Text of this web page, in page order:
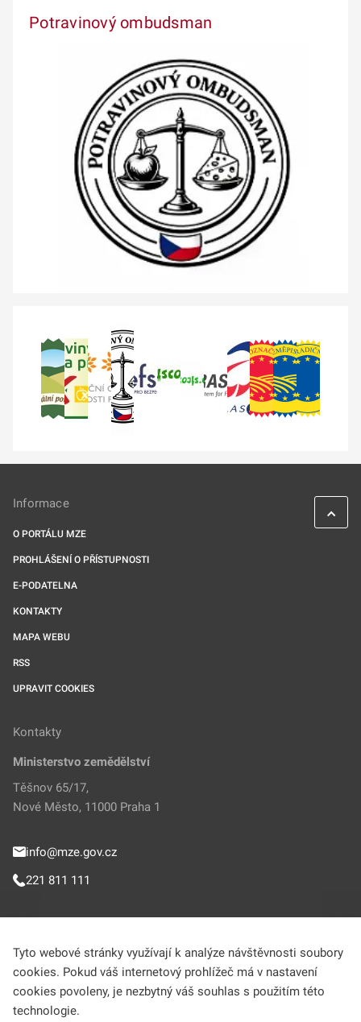
Potravinový ombudsman
Informace
O PORTÁLU MZE
PROHLÁŠENÍ O PŘÍSTUPNOSTI
E-PODATELNA
KONTAKTY
MAPA WEBU
RSS
UPRAVIT COOKIES
Kontakty
Ministerstvo zemědělství
Těšnov 65/17,
Nové Město, 11000 Praha 1
info@mze.gov.cz
221 811 111
Helpdesk (Portál farmáře)
222 312 977
Tyto webové stránky využívají k analýze návštěvnosti soubory
cookies. Pokud váš internetový prohlížeč má v nastavení
cookies povoleny, je nezbytný váš souhlas s použitím této
technologie.